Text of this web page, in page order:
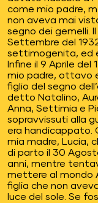
come mio padre,
non aveva mai
segno dei gemelli. Il
Settembre del
settimogenita, ed
Infine il 9 Aprile del
mio padre, ottavo
figlio del segno
detto Natalino,
Anna, Settimia e
sopravvissuti alla
era handicappato.
mia madre, Lucia,
di parto il 30
anni, mentre
mettere al mondo
figlia che non
luce del sole. Se